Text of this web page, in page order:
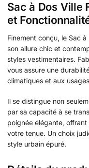
Sac à Dos Ville
et
Finement conçu, le Sac
son allure chic et
styles vestimentaires.
vous assure une
climatiques et aux
Il se distingue non
par sa capacité à se
poignée élégante,
votre tenue. Un choix
style urbain épuré.